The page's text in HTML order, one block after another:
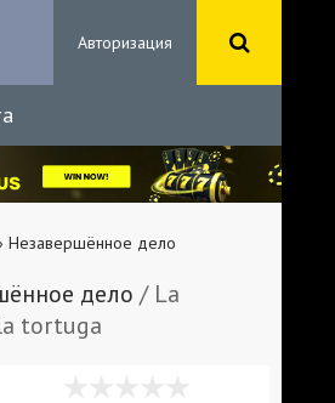
Авторизация
Незавершённое дело
дело / La
tortuga